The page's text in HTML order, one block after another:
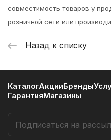
совместимость товаров у
розничной сети или
Назад к списку
КаталогАкцииБренды
ГарантияМагазины